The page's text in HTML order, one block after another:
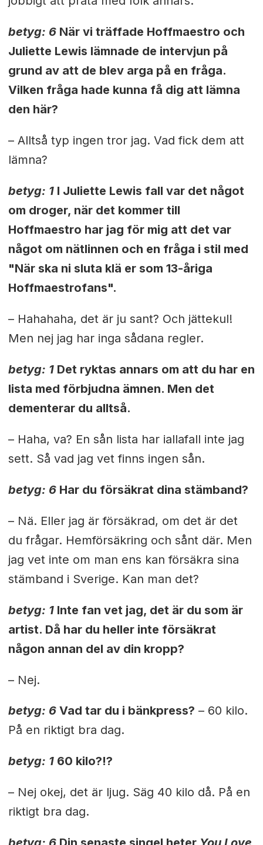
betyg: 6När vi träffade Hoffmaestro och
Juliette Lewis lämnade de intervjun på
grund av att de blev arga på en fråga.
Vilken fråga hade kunna få dig att lämna
den här?
– Alltså typ ingen tror jag. Vad fick dem att
lämna?
betyg: 1I Juliette Lewis fall var det något
om droger, när det kommer till
Hoffmaestro har jag för mig att det var
något om nätlinnen och en fråga i stil med
"När ska ni sluta klä er som 13-åriga
Hoffmaestrofans".
– Hahahaha, det är ju sant? Och jättekul!
Men nej jag har inga sådana regler.
betyg: 1Det ryktas annars om att du har en
lista med förbjudna ämnen. Men det
dementerar du alltså.
– Haha, va? En sån lista har iallafall inte jag
sett. Så vad jag vet finns ingen sån.
betyg: 6Har du försäkrat dina stämband?
– Nä. Eller jag är försäkrad, om det är det
du frågar. Hemförsäkring och sånt där. Men
jag vet inte om man ens kan försäkra sina
stämband i Sverige. Kan man det?
betyg: 1Inte fan vet jag, det är du som är
artist. Då har du heller inte försäkrat
någon annan del av din kropp?
– Nej.
betyg: 6Vad tar du i bänkpress? – 60 kilo.
På en riktigt bra dag.
betyg: 160 kilo?!?
– Nej okej, det är ljug. Säg 40 kilo då. På en
riktigt bra dag.